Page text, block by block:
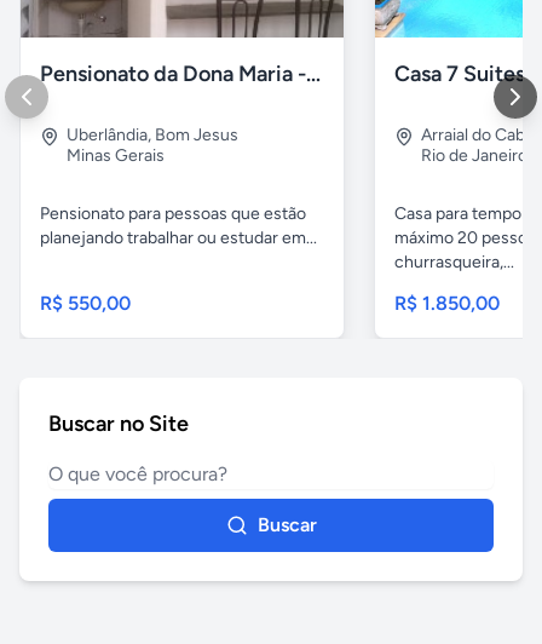
Pensionato da Dona Maria - Uberlândia/MG
Uberlândia, Bom Jesus
Minas Gerais
Pensionato para pessoas que estão
planejando trabalhar ou estudar em...
R$ 550,00
Arraial do Cabo
Rio de Janeiro
Casa para
máximo 20
churrasqueira,...
R$ 1.850,00
Buscar no Site
Buscar